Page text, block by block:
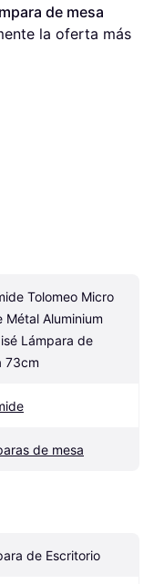
de mesa
la oferta más
Tolomeo Micro
Métal Aluminium
Lámpara de
73cm
de mesa
de Escritorio